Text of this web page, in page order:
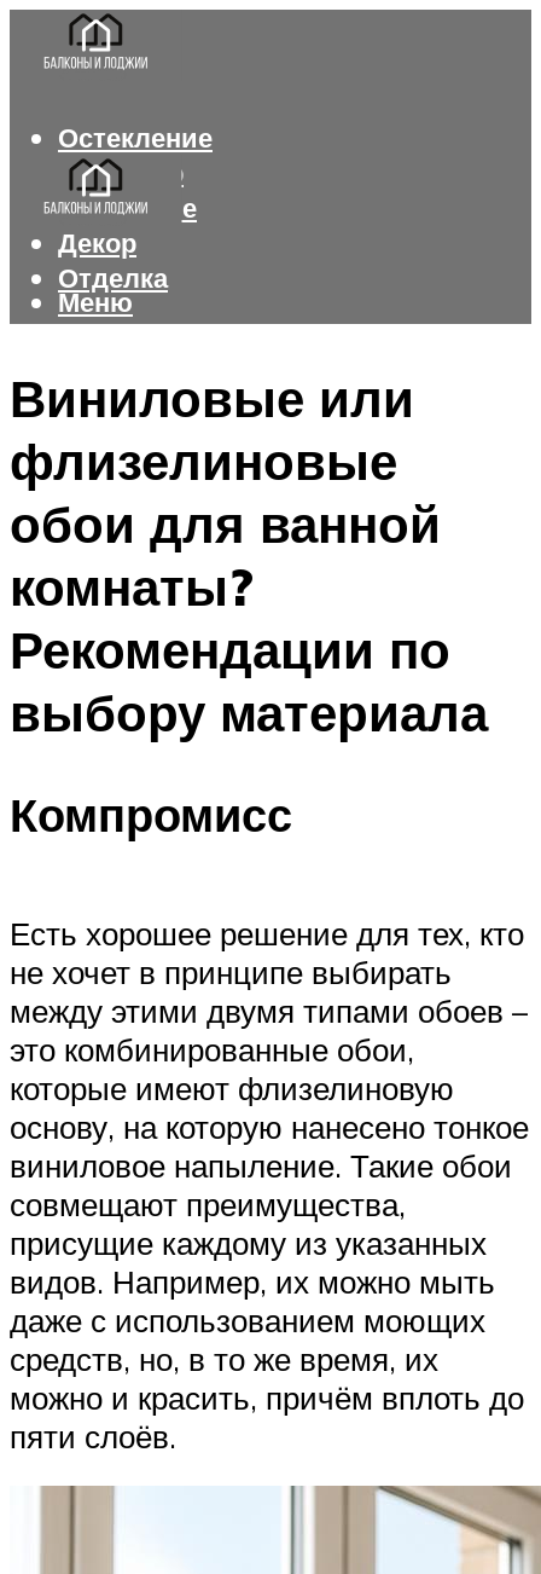
Остекление
Интерьер
Утепление
Декор
Отделка
Меню
Виниловые или
флизелиновые
обои для ванной
комнаты?
Рекомендации по
выбору материала
Компромисс
Есть хорошее решение для тех, кто
не хочет в принципе выбирать
между этими двумя типами обоев –
это комбинированные обои,
которые имеют флизелиновую
основу, на которую нанесено тонкое
виниловое напыление. Такие обои
совмещают преимущества,
присущие каждому из указанных
видов. Например, их можно мыть
даже с использованием моющих
средств, но, в то же время, их
можно и красить, причём вплоть до
пяти слоёв.